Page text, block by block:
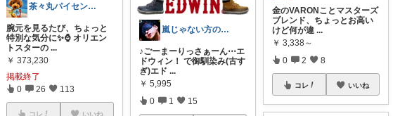
茶々丸パイセン✨イケメンに変身🌟
腕元を見るたび、ちょっと
特別な気分に✨⌚ オリエン
トスターの ...
￥ 373,230
掲載終了
0 26 113
コレ いいね
嵐じゃない方のニノ
♪ごーまーりっさぁーん⋯エ
ドウィン！ で御馴染み(古す
ぎ)エド ...
￥ 5,995
0 1 15
金のVARONことマスターズ
ブレンド、ちょっとお高い
けど何が違 ...
￥ 3,338～
0 2 8
コレ いいね